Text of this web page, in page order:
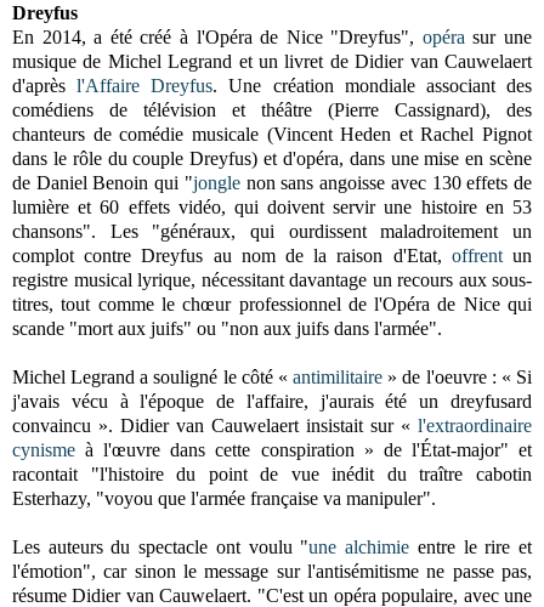
Dreyfus
En 2014, a été créé à l'Opéra de Nice "Dreyfus", opéra sur une
musique de Michel Legrand et un livret de Didier van Cauwelaert
d'aprèsl'Affaire Dreyfus. Une création mondiale associant des
comédiens de télévision et théâtre (Pierre Cassignard), des
chanteurs de comédie musicale (Vincent Heden et Rachel Pignot
dans le rôle du couple Dreyfus) et d'opéra, dans une mise en scène
de Daniel Benoin qui "jonglenon sans angoisse avec 130 effets de
lumière et 60 effets vidéo, qui doivent servir une histoire en 53
chansons". Les "généraux, qui ourdissent maladroitement un
complot contre Dreyfus au nom de la raison d'Etat, offrentun
registre musical lyrique, nécessitant davantage un recours aux sous-
titres, tout comme le chœur professionnel de l'Opéra de Nice qui
scande "mort aux juifs" ou "non aux juifs dans l'armée".
Michel Legrand a souligné le côté «antimilitaire » de l'oeuvre : « Si
j'avais vécu à l'époque de l'affaire, j'aurais été un dreyfusard
convaincu ». Didier van Cauwelaert insistait sur « l'extraordinaire
cynisme à l'œuvre dans cette conspiration » de l'État-major" et
racontait "l'histoire du point de vue inédit du traître cabotin
Esterhazy, "voyou que l'armée française va manipuler".
Les auteurs du spectacle ont voulu "une alchimie entre le rire et
l'émotion", car sinon le message sur l'antisémitisme ne passe pas,
résume Didier van Cauwelaert. "C'est un opéra populaire, avec une